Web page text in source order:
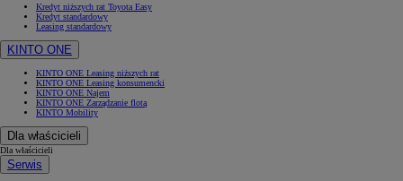
Kredyt niższych rat Toyota Easy
Kredyt standardowy
Leasing standardowy
KINTO ONE
KINTO ONE Leasing niższych rat
KINTO ONE Leasing konsumencki
KINTO ONE Najem
KINTO ONE Zarządzanie flotą
KINTO Mobility
Dla właścicieli
Dla właścicieli
Serwis